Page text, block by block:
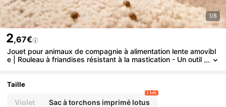
1/8
2,67€
Jouet pour animaux de compagnie à alimentation lente amovibl
e | Rouleau à friandises résistant à la mastication - Un outil
Taille
Violet Sac à torchons imprimé lotus
3 left